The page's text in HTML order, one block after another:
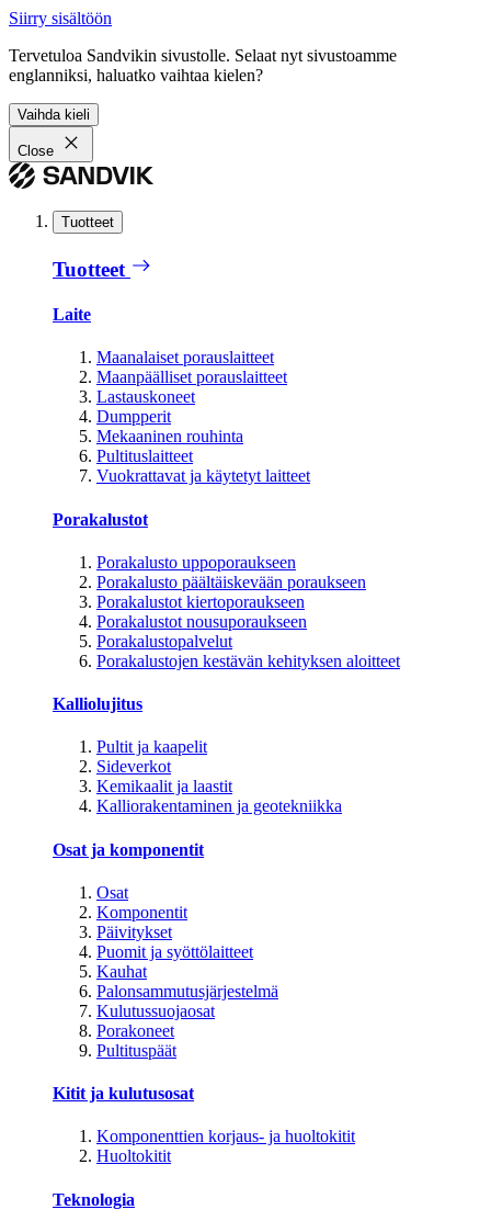
Siirry sisältöön
Tervetuloa Sandvikin sivustolle. Selaat nyt sivustoamme
englanniksi, haluatko vaihtaa kielen?
Vaihda kieli
Close
Tuotteet
Tuotteet
Laite
Maanalaiset porauslaitteet
Maanpäälliset porauslaitteet
Lastauskoneet
Dumpperit
Mekaaninen rouhinta
Pultituslaitteet
Vuokrattavat ja käytetyt laitteet
Porakalustot
Porakalusto uppoporaukseen
Porakalusto päältäiskevään poraukseen
Porakalustot kiertoporaukseen
Porakalustot nousuporaukseen
Porakalustopalvelut
Porakalustojen kestävän kehityksen aloitteet
Kalliolujitus
Pultit ja kaapelit
Sideverkot
Kemikaalit ja laastit
Kalliorakentaminen ja geotekniikka
Osat ja komponentit
Osat
Komponentit
Päivitykset
Puomit ja syöttölaitteet
Kauhat
Palonsammutusjärjestelmä
Kulutussuojaosat
Porakoneet
Pultituspäät
Kitit ja kulutusosat
Komponenttien korjaus- ja huoltokitit
Huoltokitit
Teknologia